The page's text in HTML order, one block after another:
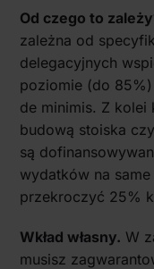
Od czego to
zależna od
delegacyjnych
poziomie (do
de minimis. Z
budową stoiska
są
wydatków na
przekroczyć 25%
Wkład własny. W
musisz